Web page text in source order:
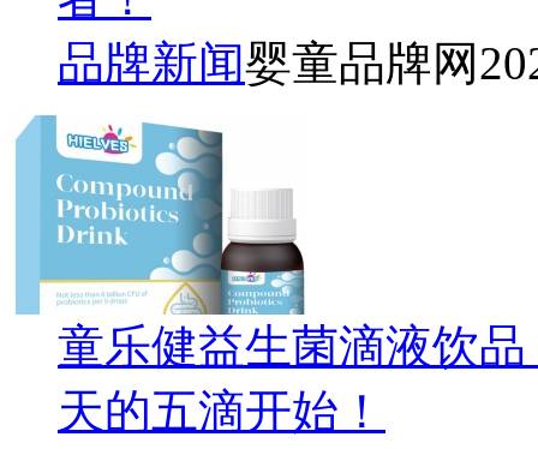
品牌新闻婴童品牌网
童乐健益生菌滴液饮
天的五滴开始！